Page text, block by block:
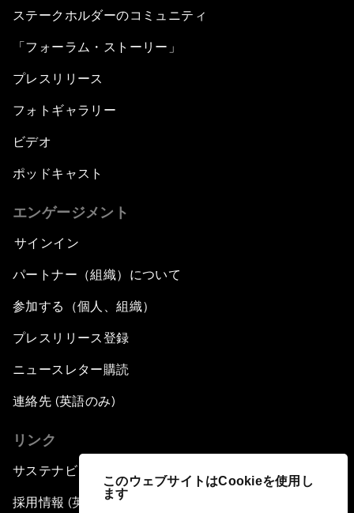
このウェブサイトはCookieを使用し
ます
ステークホルダーのコミュニティ
「フォーラム・ストーリー」
プレスリリース
フォトギャラリー
ビデオ
ポッドキャスト
エンゲージメント
サインイン
パートナー（組織）について
参加する（個人、組織）
プレスリリース登録
ニュースレター購読
連絡先 (英語のみ)
リンク
サステナビリティへの取り組み
採用情報 (英語のみ)